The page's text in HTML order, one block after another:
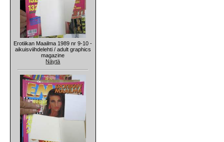
Erotiikan Maailma 1989 nr 9-10 -
aikuisviihdelehti / adult graphics
magazine
Näytä